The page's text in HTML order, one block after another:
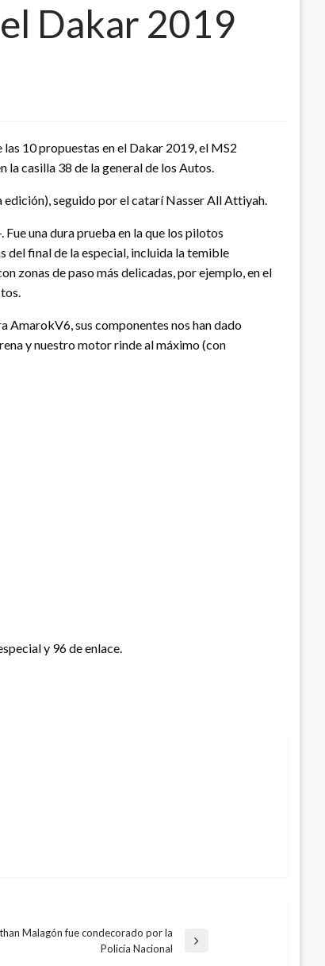
Dakar 2019
10 propuestas en el Dakar 2019, el MS2
la casilla 38 de la general de los Autos.
edición), seguido por el catarí Nasser All Attiyah.
una dura prueba en la que los pilotos
del final de la especial, incluida la temible
zonas de paso más delicadas, por ejemplo, en el
AmarokV6, sus componentes nos han dado
y nuestro motor rinde al máximo (con
y 96 de enlace.
Malagón fue condecorado por la
Policía Nacional